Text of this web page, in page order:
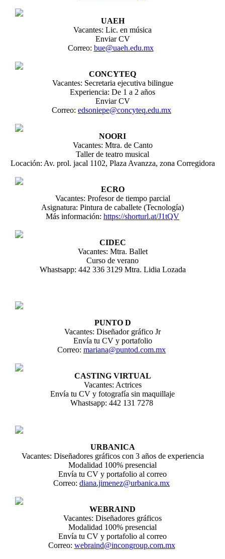
UAEH
Vacantes: Lic. en música
Enviar CV
Correo: bue@uaeh.edu.mx
CONCYTEQ
Vacantes: Secretaria ejecutiva bilingue
Experiencia: De 1 a 2 años
Enviar CV
Correo: edsoniepe@concyteq.edu.mx
NOORI
Vacantes: Mtra. de Canto
Taller de teatro musical
Locación: Av. prol. jacal 1102, Plaza Avanzza, zona Corregidora
ECRO
Vacantes: Profesor de tiempo parcial
Asignatura: Pintura de caballete (Tecnología)
Más información: https://shorturl.at/J1tQV
CIDEC
Vacantes: Mtra. Ballet
Curso de verano
Whastsapp: 442 336 3129 Mtra. Lidia Lozada
PUNTO D
Vacantes: Diseñador gráfico Jr
Envía tu CV y portafolio
Correo: mariana@puntod.com.mx
CASTING VIRTUAL
Vacantes: Actrices
Envía tu CV y fotografía sin maquillaje
Whastsapp: 442 131 7278
URBANICA
Vacantes: Diseñadores gráficos con 3 años de experiencia
Modalidad 100% presencial
Envía tu CV y portafolio al correo
Correo: diana.jimenez@urbanica.mx
WEBRAIND
Vacantes: Diseñadores gráficos
Modalidad 100% presencial
Envía tu CV y portafolio al correo
Correo: webraind@incongroup.com.mx